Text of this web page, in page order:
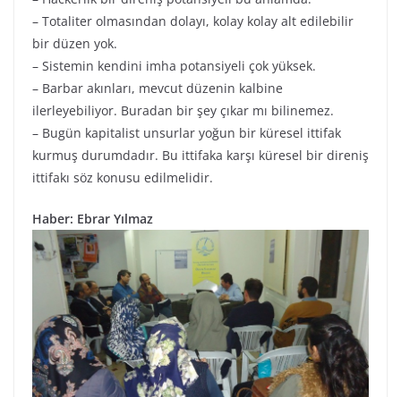
– Totaliter olmasından dolayı, kolay kolay alt edilebilir
bir düzen yok.
– Sistemin kendini imha potansiyeli çok yüksek.
– Barbar akınları, mevcut düzenin kalbine
ilerleyebiliyor. Buradan bir şey çıkar mı bilinemez.
– Bugün kapitalist unsurlar yoğun bir küresel ittifak
kurmuş durumdadır. Bu ittifaka karşı küresel bir direniş
ittifakı söz konusu edilmelidir.
Haber: Ebrar Yılmaz